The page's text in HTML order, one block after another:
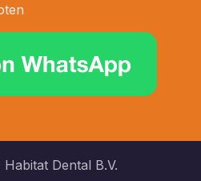
Dental B.V.